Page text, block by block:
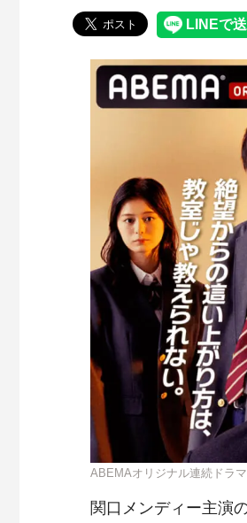
ABEMAオリジナル連続ドラ
関口メンディー主演